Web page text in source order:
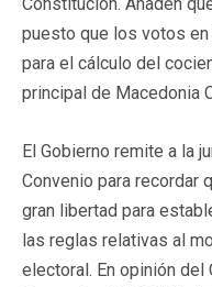
puesto que los votos
para el cálculo del
principal de Macedonia
El Gobierno remite a la
Convenio para recordar
gran libertad para
las reglas relativas al
electoral. En opinión del